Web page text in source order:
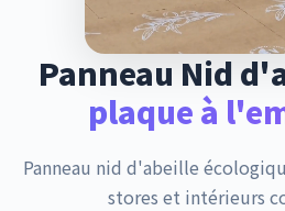
Panneau Nid
plaque à
Panneau nid d'abeille
stores et intérieurs